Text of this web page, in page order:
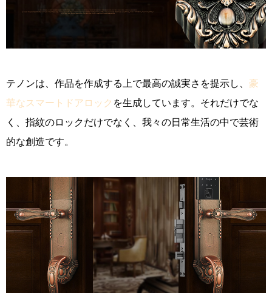
テノンは、作品を作成する上で最高の誠実さを提示し、 豪
華なスマートドアロック を生成しています。それだけでな
く、指紋のロックだけでなく、我々の日常生活の中で芸術
的な創造です。